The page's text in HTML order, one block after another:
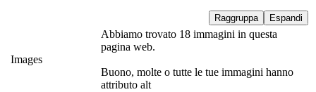
Espandi
Raggruppa
Images
Abbiamo trovato 18 immagini in questa
pagina web.
Buono, molte o tutte le tue immagini hanno
attributo alt